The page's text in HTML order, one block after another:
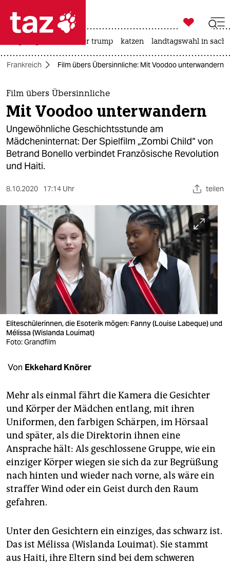
 taz zahl ich
taz zahl ich
themen
politik
öko
gesellschaft
kultur
sport
berlin
nord
wahrheit
verlag
verlag
veranstaltungen
unterstützen
abo
genossenschaft
epaper login

taz zahl ich
usa unter trump katzen landtagswahl in
Frankreich Film übers Übersinnliche: Mit Voodoo unterwandern
Film übers Übersinnliche
Mit Voodoo unterwandern
Ungewöhnliche Geschichtsstunde am
Mädcheninternat: Der Spielfilm „Zombi Child“ von
Betrand Bonello verbindet Französische Revolution
und Haiti.
8.10.2020 17:14 Uhr teilen
Eliteschülerinnen, die Esoterik mögen: Fanny (Louise Labeque) und
Mélissa (Wislanda Louimat)
Foto: Grandfilm
Von Ekkehard Knörer
Mehr als einmal fährt die Kamera die Gesichter
und Körper der Mädchen entlang, mit ihren
Uniformen, den farbigen Schärpen, im Hörsaal
und später, als die Direktorin ihnen eine
Ansprache hält: Als geschlossene Gruppe, wie ein
einziger Körper wiegen sie sich da zur Begrüßung
nach hinten und wieder nach vorne, als wäre ein
straffer Wind oder ein Geist durch den Raum
gefahren.
Unter den Gesichtern ein einziges, das schwarz ist.
Das ist Mélissa (Wislanda Louimat). Sie stammt
aus Haiti, ihre Eltern sind bei dem schweren